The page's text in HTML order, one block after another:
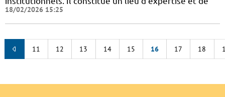
18/02/2026 15:25
11 12 13 14 15 16 17 18